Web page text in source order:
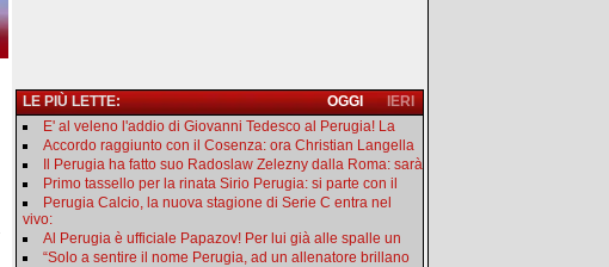
LE PIÙ LETTE: IERI
OGGI
E' al veleno l'addio di Giovanni Tedesco al Perugia! La
Accordo raggiunto con il Cosenza: ora Christian Langella
Il Perugia ha fatto suo Radoslaw Zelezny dalla Roma: sarà
Primo tassello per la rinata Sirio Perugia: si parte con il
Perugia Calcio, la nuova stagione di Serie C entra nel
vivo:
Al Perugia è ufficiale Papazov! Per lui già alle spalle un
“Solo a sentire il nome Perugia, ad un allenatore brillano